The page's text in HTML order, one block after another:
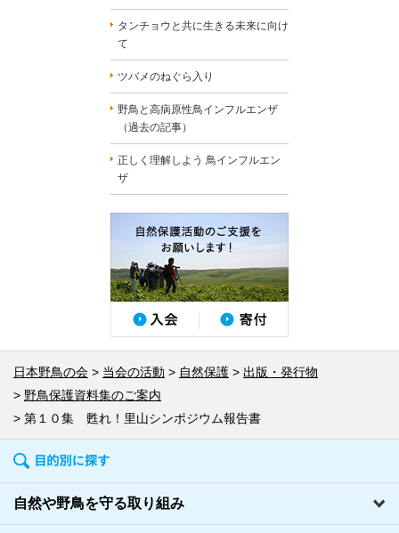
タンチョウと共に生きる未来に向け
て
ツバメのねぐら入り
野鳥と高病原性鳥インフルエンザ
（過去の記事）
正しく理解しよう 鳥インフルエン
ザ
日本野鳥の会 当会の活動 自然保護
出版・発行物
野鳥保護資料集のご案内
第１０集 甦れ！里山シンポジウム報告書
自然や野鳥を守る取り組み